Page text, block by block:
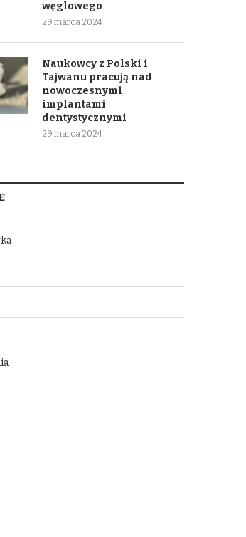
węglowego
29 marca 2024
Naukowcy z Polski i
Tajwanu pracują nad
nowoczesnymi
implantami
dentystycznymi
29 marca 2024